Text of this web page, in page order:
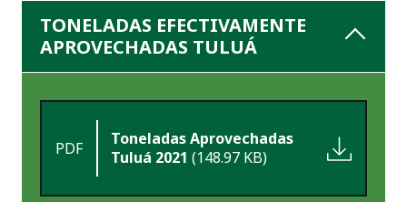
TONELADAS EFECTIVAMENTE
APROVECHADAS TULUÁ
PDF
Toneladas Aprovechadas
Tuluá 2021 (148.97 KB)